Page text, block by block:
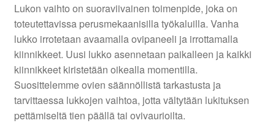
Lukon vaihto on suoraviivainen toimenpide, joka on
toteutettavissa perusmekaanisilla työkaluilla. Vanha
lukko irrotetaan avaamalla ovipaneeli ja irrottamalla
kiinnikkeet. Uusi lukko asennetaan paikalleen ja kaikki
kiinnikkeet kiristetään oikealla momentilla.
Suosittelemme ovien säännöllistä tarkastusta ja
tarvittaessa lukkojen vaihtoa, jotta vältytään lukituksen
pettämiseltä tien päällä tai ovivaurioilta.